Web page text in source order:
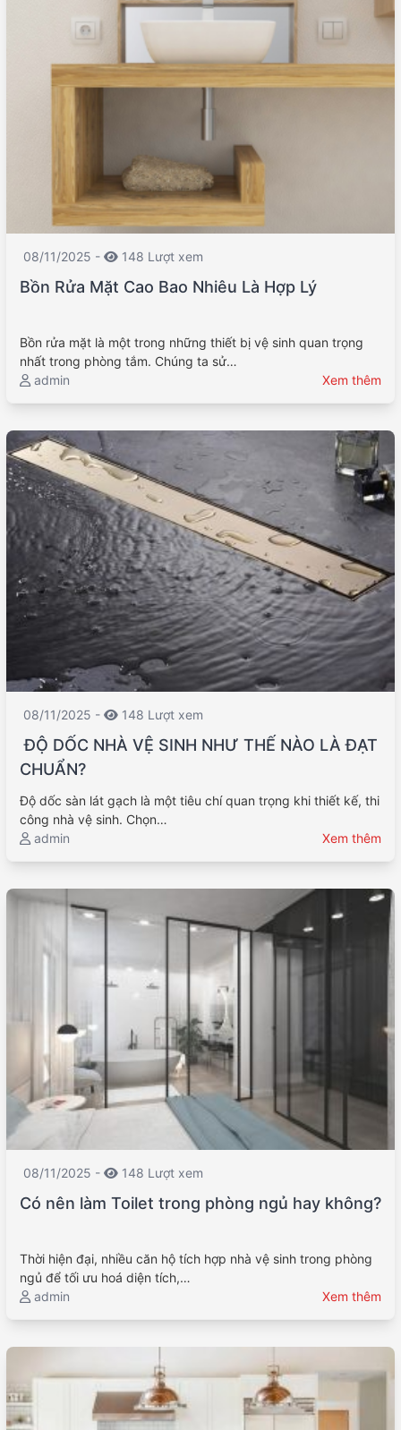
08/11/2025 - 148 Lượt xem
Bồn Rửa Mặt Cao Bao Nhiêu Là Hợp Lý
Bồn rửa mặt là một trong những thiết bị vệ sinh quan trọng
nhất trong phòng tắm. Chúng ta sử…
admin
Xem thêm
08/11/2025 - 148 Lượt xem
ĐỘ DỐC NHÀ VỆ SINH NHƯ THẾ NÀO LÀ ĐẠT
CHUẨN?
Độ dốc sàn lát gạch là một tiêu chí quan trọng khi thiết kế, thi
công nhà vệ sinh. Chọn…
admin
Xem thêm
08/11/2025 - 148 Lượt xem
Có nên làm Toilet trong phòng ngủ hay không?
Thời hiện đại, nhiều căn hộ tích hợp nhà vệ sinh trong phòng
ngủ để tối ưu hoá diện tích,…
admin
Xem thêm